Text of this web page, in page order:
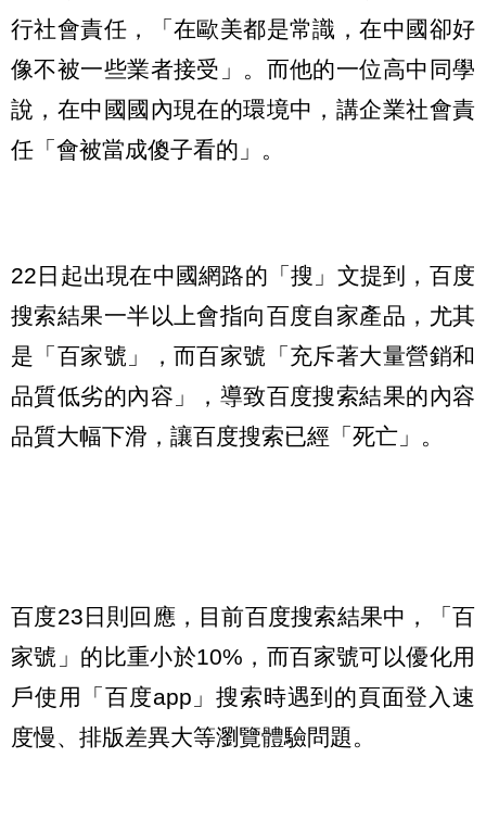
行社會責任，「在歐美都是常識，在中國卻好
像不被一些業者接受」。而他的一位高中同學
說，在中國國內現在的環境中，講企業社會責
任「會被當成傻子看的」。
22日起出現在中國網路的「搜」文提到，百度
搜索結果一半以上會指向百度自家產品，尤其
是「百家號」，而百家號「充斥著大量營銷和
品質低劣的內容」，導致百度搜索結果的內容
品質大幅下滑，讓百度搜索已經「死亡」。
百度23日則回應，目前百度搜索結果中，「百
家號」的比重小於10%，而百家號可以優化用
戶使用「百度app」搜索時遇到的頁面登入速
度慢、排版差異大等瀏覽體驗問題。